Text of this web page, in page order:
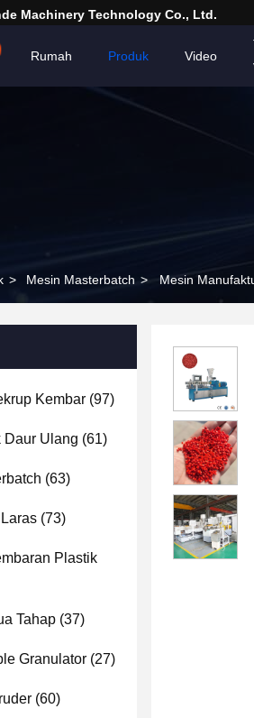
Machinery Technology Co., Ltd.
Rumah Produk Video
> Mesin Masterbatch > Mesin
Kembar (97)
Daur Ulang (61)
(63)
(73)
Plastik
Tahap (37)
Granulator (27)
(60)